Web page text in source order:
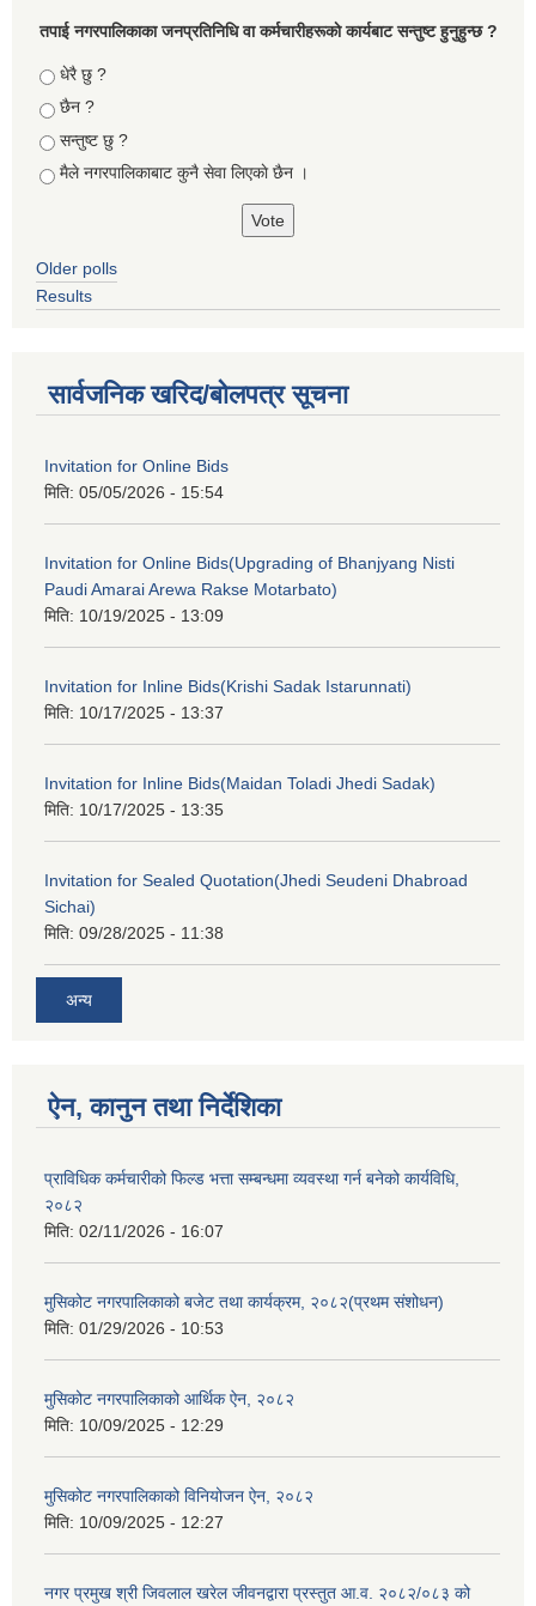
तपा‌ई नगरपालिकाका जनप्रतिनिधि वा कर्मचारीहरूकाे कार्यबाट सन्तुष्ट हुनुहुन्छ ?
Choices
धेरै छु ?
छैन ?
सन्तुष्ट छु ?
मैले नगरपालिकाबाट कुनै सेवा लिएकाे छैन ।
Older polls
Results
सार्वजनिक खरिद/बोलपत्र सूचना
Invitation for Online Bids
मिति: 05/05/2026 - 15:54
Invitation for Online Bids(Upgrading of Bhanjyang Nisti
Paudi Amarai Arewa Rakse Motarbato)
मिति: 10/19/2025 - 13:09
Invitation for Inline Bids(Krishi Sadak Istarunnati)
मिति: 10/17/2025 - 13:37
Invitation for Inline Bids(Maidan Toladi Jhedi Sadak)
मिति: 10/17/2025 - 13:35
Invitation for Sealed Quotation(Jhedi Seudeni Dhabroad
Sichai)
मिति: 09/28/2025 - 11:38
अन्य
ऐन, कानुन तथा निर्देशिका
प्राविधिक कर्मचारीको फिल्ड भत्ता सम्बन्धमा व्यवस्था गर्न बनेको कार्यविधि,
२०८२
मिति: 02/11/2026 - 16:07
मुसिकोट नगरपालिकाको बजेट तथा कार्यक्रम, २०८२(प्रथम संशोधन)
मिति: 01/29/2026 - 10:53
मुसिकोट नगरपालिकाको आर्थिक ऐन, २०८२
मिति: 10/09/2025 - 12:29
मुसिकोट नगरपालिकाको विनियोजन ऐन, २०८२
मिति: 10/09/2025 - 12:27
नगर प्रमुख श्री जिवलाल खरेल जीवनद्वारा प्रस्तुत आ.व. २०८२/०८३ को